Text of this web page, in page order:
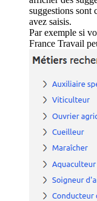
suggestions sont
avez saisis.
Par exemple si
France Travail